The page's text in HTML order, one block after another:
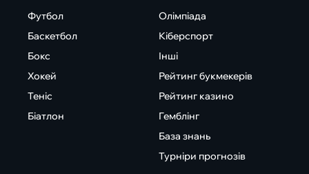
Футбол
Баскетбол
Бокс
Хокей
Теніс
Біатлон
Олімпіада
Кіберспорт
Інші
Рейтинг букмекерів
Рейтинг казино
Гемблінг
База знань
Турніри прогнозів